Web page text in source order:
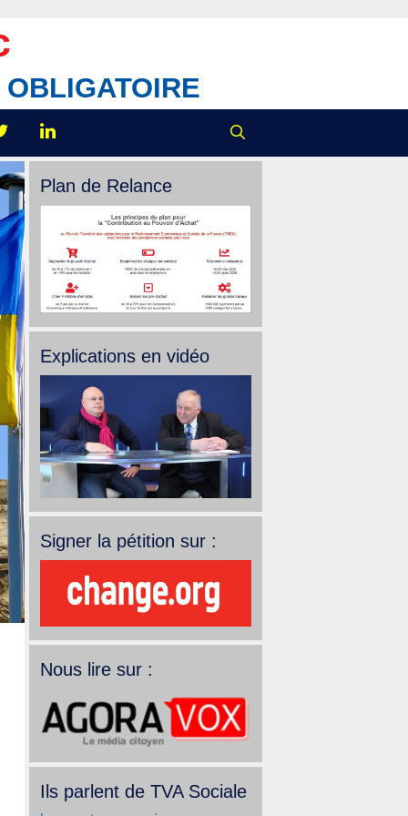
Plan de Relance
Explications en vidéo
Signer la pétition sur :
Nous lire sur :
Ils parlent de TVA Sociale